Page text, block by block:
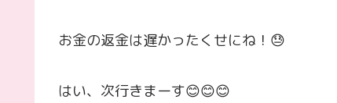
お金の返金は遅かったくせにね！😓
はい、次行きまーす😊😊😊